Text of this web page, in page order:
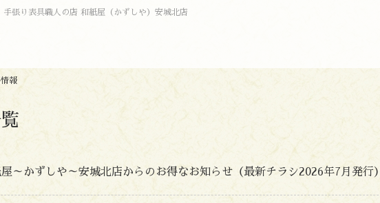
張り表具職人の店 和紙屋（かずしや）安城北店
報
～かずしや～安城北店からのお得なお知らせ（最新チラシ2026年7月発行）